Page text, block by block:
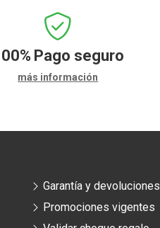
Pago seguro
más información
Garantía y devoluciones
Promociones vigentes